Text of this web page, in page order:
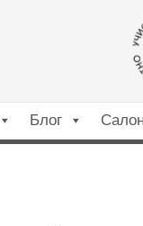
Блог